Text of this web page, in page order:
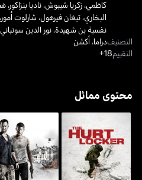
كاظمي،زكريا شيبوش،ناديا بنزاكور،
البخاري،تيغان فيرهول، شارلوت أمور،
نفسية بن شهيدة،نور الدين سوتباني
التصنيفدراما، أكشن
التقييم18+
محتوى مماثل
ذا هيرت لوكر هجوم مرتد - سترايك